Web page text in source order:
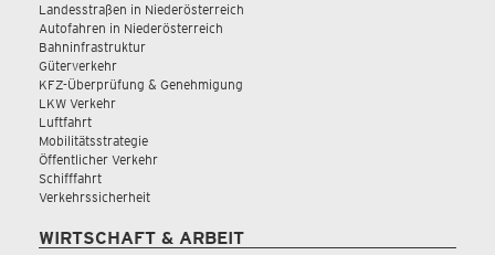
Landesstraßen in Niederösterreich
Autofahren in Niederösterreich
Bahninfrastruktur
Güterverkehr
KFZ-Überprüfung & Genehmigung
LKW Verkehr
Luftfahrt
Mobilitätsstrategie
Öffentlicher Verkehr
Schifffahrt
Verkehrssicherheit
WIRTSCHAFT & ARBEIT